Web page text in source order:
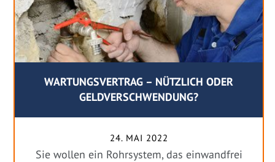
WARTUNGSVERTRAG – NÜTZLICH ODER
GELDVERSCHWENDUNG?
24. MAI 2022
Sie wollen ein Rohrsystem, das einwandfrei